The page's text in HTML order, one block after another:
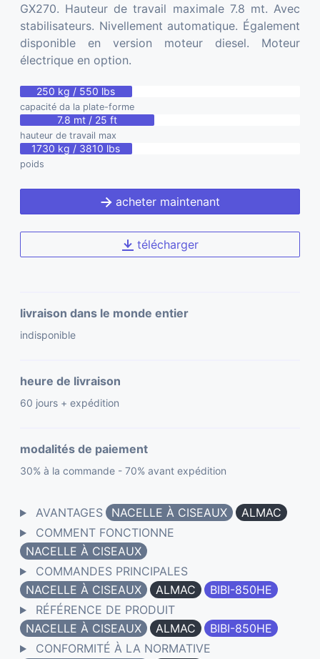
GX270. Hauteur de travail maximale 7.8 mt. Avec
stabilisateurs. Nivellement automatique. Également
disponible en version moteur diesel. Moteur
électrique en option.
250 kg / 550 lbs
capacité da la plate-forme
7.8 mt / 25 ft
hauteur de travail max
1730 kg / 3810 lbs
poids
acheter maintenant
télécharger
livraison dans le monde entier
indisponible
heure de livraison
60 jours + expédition
modalités de paiement
30% à la commande - 70% avant expédition
AVANTAGES NACELLE À CISEAUX
ALMAC
COMMENT FONCTIONNE
NACELLE À CISEAUX
COMMANDES PRINCIPALES
NACELLE À CISEAUX
ALMAC
BIBI-850HE
RÉFÉRENCE DE PRODUIT
NACELLE À CISEAUX
ALMAC
BIBI-850HE
CONFORMITÉ À LA NORMATIVE